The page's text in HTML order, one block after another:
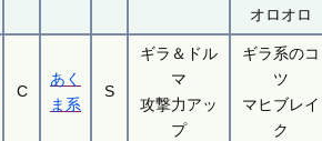
オロオロ
C
あく
ま系
S
ギラ＆ドル
マ
攻撃力アッ
プ
ギラ系のコ
ツ
マヒブレイ
ク